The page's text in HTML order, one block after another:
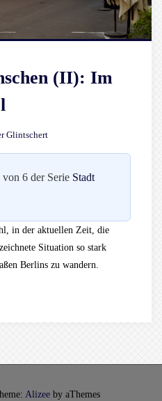
(II): Im
Glintschert
6 der Serie Stadt
in der aktuellen Zeit, die
Situation so stark
Berlins zu wandern.
Alizee by aThemes